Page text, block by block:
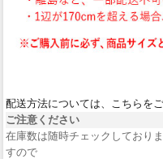
配送方法については、こちらを
ご注意ください
在庫数は随時チェックしており
すので